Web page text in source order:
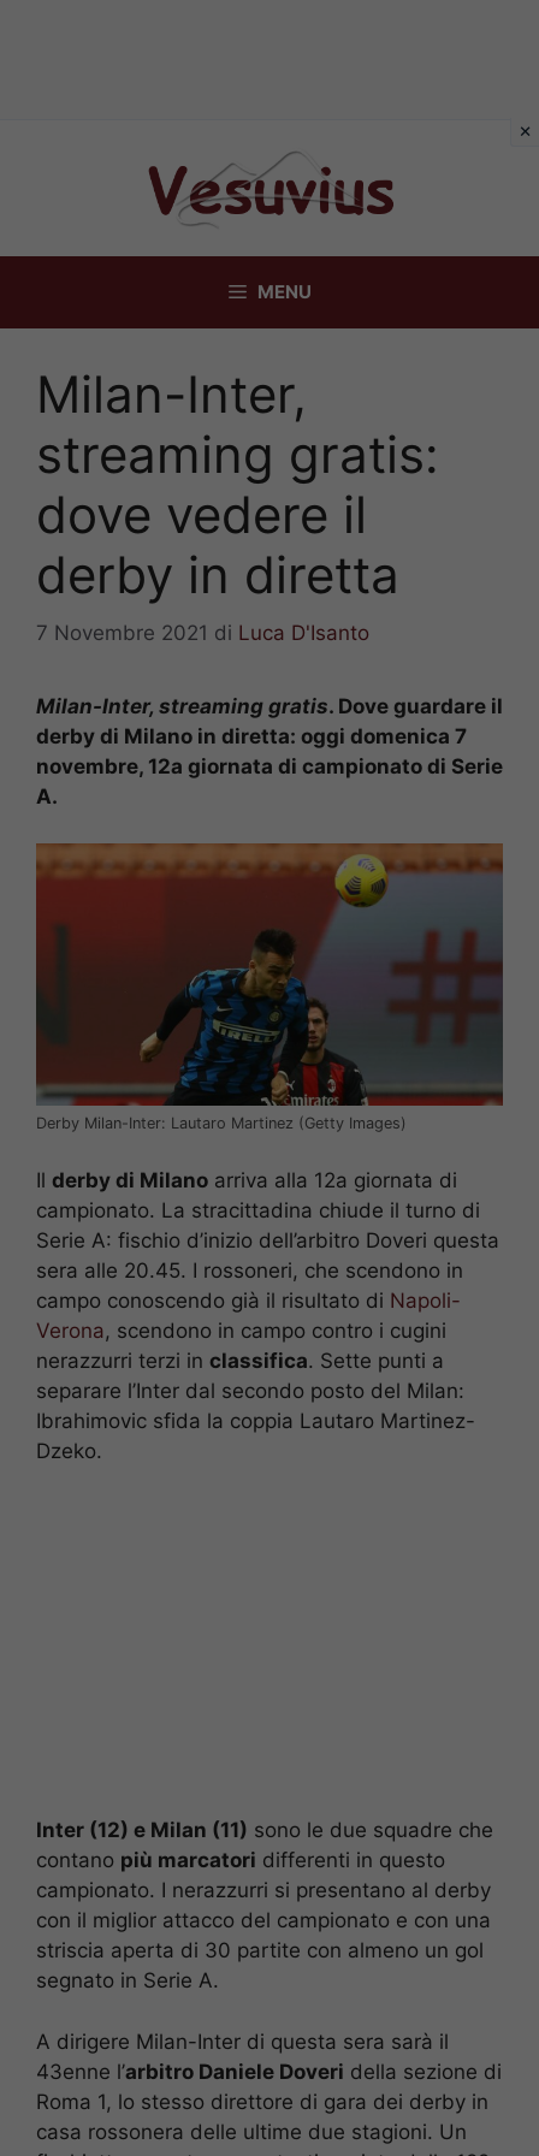
MENU
Milan-Inter,
streaming gratis:
dove vedere il
derby in diretta
7 Novembre 2021 di Luca D'Isanto
Milan-Inter, streaming gratis. Dove guardare il
derby di Milano in diretta: oggi domenica 7
novembre, 12a giornata di campionato di Serie
A.
Derby Milan-Inter: Lautaro Martinez (Getty Images)
Il derby di Milano arriva alla 12a giornata di
campionato. La stracittadina chiude il turno di
Serie A: fischio d’inizio dell’arbitro Doveri questa
sera alle 20.45. I rossoneri, che scendono in
campo conoscendo già il risultato di Napoli-
Verona, scendono in campo contro i cugini
nerazzurri terzi in classifica. Sette punti a
separare l’Inter dal secondo posto del Milan:
Ibrahimovic sfida la coppia Lautaro Martinez-
Dzeko.
Inter (12) e Milan (11) sono le due squadre che
contano più marcatori differenti in questo
campionato. I nerazzurri si presentano al derby
con il miglior attacco del campionato e con una
striscia aperta di 30 partite con almeno un gol
segnato in Serie A.
A dirigere Milan-Inter di questa sera sarà il
43enne l’arbitro Daniele Doveri della sezione di
Roma 1, lo stesso direttore di gara dei derby in
casa rossonera delle ultime due stagioni. Un